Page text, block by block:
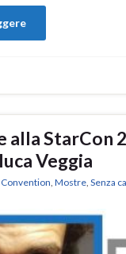
alla StarCon
Veggia
Convention Mostre Senza